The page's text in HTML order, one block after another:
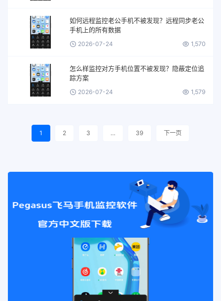
如何远程监控老公手机不被发现？远程同步老公
手机上的所有数据
2026-07-24 1,570
怎么样监控对方手机位置不被发现？隐蔽定位追
踪方案
2026-07-24 1,579
1 2 3 … 39 下一页